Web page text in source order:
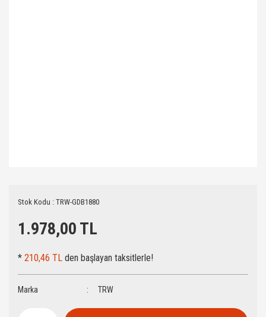
Stok Kodu : TRW-GDB1880
1.978,00 TL
* 210,46 TL den başlayan taksitlerle!
Marka TRW